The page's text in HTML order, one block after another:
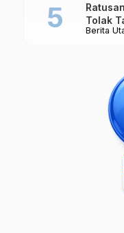
Berita
Tolak